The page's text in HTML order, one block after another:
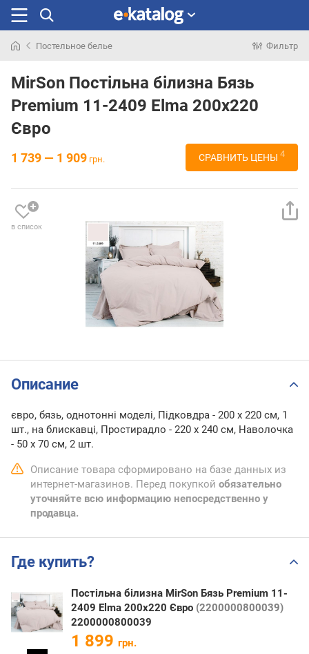
раньше
Постельное белье Фильтр
MirSon Постільна білизна Бязь
Premium 11-2409 Elma 200х220
Євро
1 739 — 1 909 грн. СРАВНИТЬ ЦЕНЫ 4
в список
Описание
євро, бязь, однотонні моделі, Підковдра - 200 x 220 см, 1
шт., на блискавці, Простирадло - 220 x 240 см, Наволочка
- 50 х 70 см, 2 шт.
Описание товара сформировано на базе данных из
интернет-магазинов. Перед покупкой обязательно
уточняйте всю информацию непосредственно у
продавца.
Где купить?
Постільна білизна MirSon Бязь Premium 11-
2409 Elma 200х220 Євро (2200000800039)
2200000800039
1 899 грн.